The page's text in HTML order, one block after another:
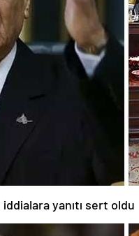
yanıtı sert oldu